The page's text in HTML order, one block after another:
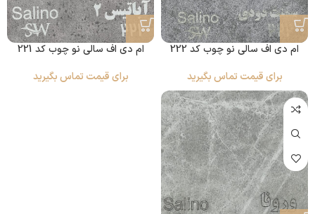
ام دی اف سالی نو چوب کد 222
برای قیمت تماس بگیرید
ام دی اف سالی نو چوب کد 221
برای قیمت تماس بگیرید